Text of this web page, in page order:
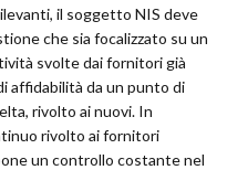
il soggetto NIS deve
che sia focalizzato su un
svolte dai fornitori già
affidabilità da un punto di
rivolto ai nuovi. In
rivolto ai fornitori
un controllo costante nel